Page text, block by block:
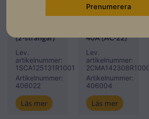
(2-strängar)
Lev.
artikelnummer:
1SCA125131R1001
Artikelnummer:
406022
Läs mer
40A (AC-22)
Lev.
artikelnummer:
2CMA142308R1000
Artikelnummer:
406004
Läs mer